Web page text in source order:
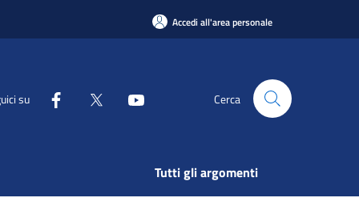
Accedi all'area personale
su Cerca
Tutti gli argomenti